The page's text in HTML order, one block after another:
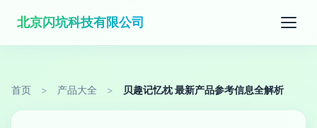
北京闪坑科技有限公司
首页 > 产品大全 > 贝趣记忆枕 最新产品参考信息全解析